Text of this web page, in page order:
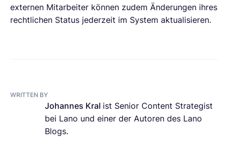
externen Mitarbeiter können zudem Änderungen ihres
rechtlichen Status jederzeit im System aktualisieren.
WRITTEN BY
Johannes Kral ist Senior Content Strategist
bei Lano und einer der Autoren des Lano
Blogs.